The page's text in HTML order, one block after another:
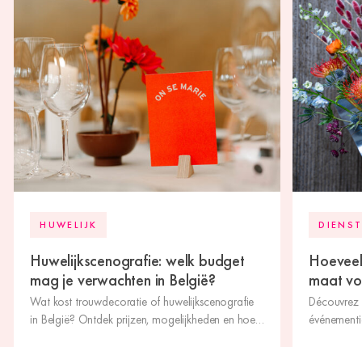
HUWELIJK
Huwelijkscenografie: welk budget
mag je verwachten in België?
Wat kost trouwdecoratie of huwelijkscenografie
in België? Ontdek prijzen, mogelijkheden en hoe
maat